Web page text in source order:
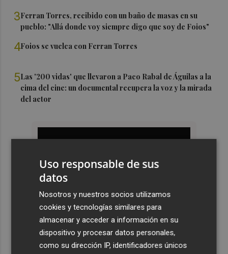
3Ferran Torres, recibido con un baño de masas en su
pueblo: "Allá donde voy siempre digo que soy de Foios"
4Foios se vuelca con Ferran Torres
5Las '200 vidas' que llevaron a Paco Rabal de Águilas a la
cima del cine: un documental recupera la voz y la mirada
del actor
Uso responsable de sus
datos
Nosotros y nuestros socios utilizamos
cookies y tecnologías similares para
almacenar y acceder a información en su
dispositivo y procesar datos personales,
como su dirección IP, identificadores únicos